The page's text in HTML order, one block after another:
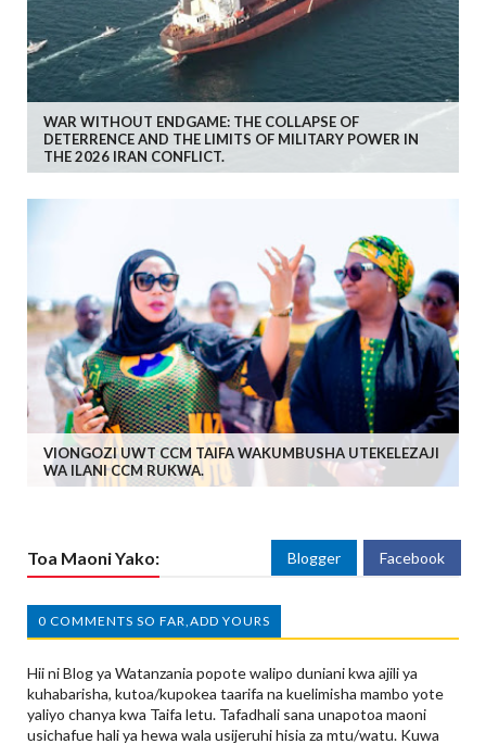
WAR WITHOUT ENDGAME: THE COLLAPSE OF
DETERRENCE AND THE LIMITS OF MILITARY POWER IN
THE 2026 IRAN CONFLICT.
VIONGOZI UWT CCM TAIFA WAKUMBUSHA UTEKELEZAJI
WA ILANI CCM RUKWA.
Toa Maoni Yako: Blogger Facebook
0 COMMENTS SO FAR,ADD YOURS
Hii ni Blog ya Watanzania popote walipo duniani kwa ajili ya
kuhabarisha, kutoa/kupokea taarifa na kuelimisha mambo yote
yaliyo chanya kwa Taifa letu. Tafadhali sana unapotoa maoni
usichafue hali ya hewa wala usijeruhi hisia za mtu/watu. Kuwa